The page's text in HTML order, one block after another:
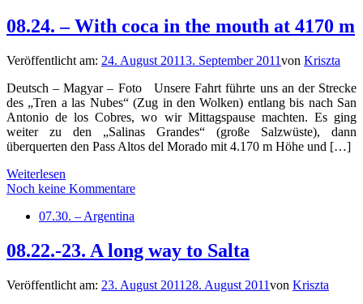
08.24. – With coca in the mouth at 4170 m
Veröffentlicht am: 24. August 20113. September 2011von Kriszta
Deutsch – Magyar – Foto Unsere Fahrt führte uns an der Strecke
des „Tren a las Nubes“ (Zug in den Wolken) entlang bis nach San
Antonio de los Cobres, wo wir Mittagspause machten. Es ging
weiter zu den „Salinas Grandes“ (große Salzwüste), dann
überquerten den Pass Altos del Morado mit 4.170 m Höhe und […]
Weiterlesen
Noch keine Kommentare
07.30. – Argentina
08.22.-23. A long way to Salta
Veröffentlicht am: 23. August 2011 28. August 2011von Kriszta